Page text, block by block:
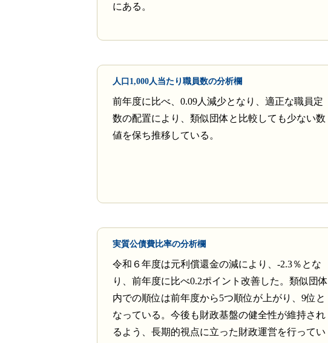
にある。
人口1,000人当たり職員数の分析欄
前年度に比べ、0.09人減少となり、適正な職員定
数の配置により、類似団体と比較しても少ない数
値を保ち推移している。
実質公債費比率の分析欄
令和６年度は元利償還金の減により、-2.3％とな
り、前年度に比べ0.2ポイント改善した。類似団体
内での順位は前年度から5つ順位が上がり、9位と
なっている。今後も財政基盤の健全性が維持され
るよう、長期的視点に立った財政運営を行ってい